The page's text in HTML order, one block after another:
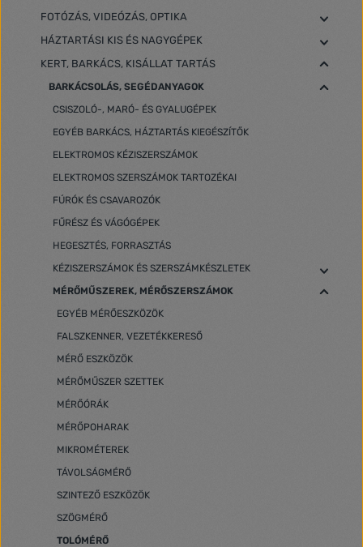
FOTÓZÁS, VIDEÓZÁS, OPTIKA
HÁZTARTÁSI KIS ÉS NAGYGÉPEK
KERT, BARKÁCS, KISÁLLAT TARTÁS
BARKÁCSOLÁS, SEGÉDANYAGOK
CSISZOLÓ-, MARÓ- ÉS GYALUGÉPEK
EGYÉB BARKÁCS, HÁZTARTÁS KIEGÉSZÍTŐK
ELEKTROMOS KÉZISZERSZÁMOK
ELEKTROMOS SZERSZÁMOK TARTOZÉKAI
FÚRÓK ÉS CSAVAROZÓK
FŰRÉSZ ÉS VÁGÓGÉPEK
HEGESZTÉS, FORRASZTÁS
KÉZISZERSZÁMOK ÉS SZERSZÁMKÉSZLETEK
MÉRŐMŰSZEREK, MÉRŐSZERSZÁMOK
EGYÉB MÉRŐESZKÖZÖK
FALSZKENNER, VEZETÉKKERESŐ
MÉRŐ ESZKÖZÖK
MÉRŐMŰSZER SZETTEK
MÉRŐÓRÁK
MÉRŐPOHARAK
MIKROMÉTEREK
TÁVOLSÁGMÉRŐ
SZINTEZŐ ESZKÖZÖK
SZÖGMÉRŐ
TOLÓMÉRŐ